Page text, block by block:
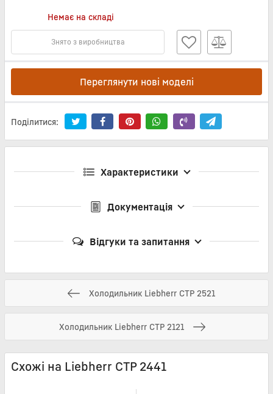
Немає на складі
Знято з виробництва
Переглянути нові моделі
Поділитися:
Характеристики
Документація
Відгуки та запитання
Холодильник Liebherr CTP 2521
Холодильник Liebherr CTP 2121
Схожі на Liebherr CTP 2441